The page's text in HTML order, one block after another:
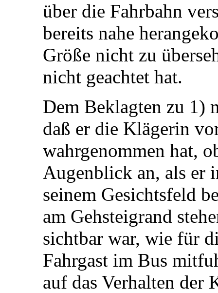
über die Fahrbahn
bereits nahe
Größe nicht zu
nicht geachtet hat.
Dem Beklagten zu 1)
daß er die Klägerin
wahrgenommen hat,
Augenblick an, als er
seinem Gesichtsfeld
am Gehsteigrand
sichtbar war, wie für
Fahrgast im Bus
auf das Verhalten der